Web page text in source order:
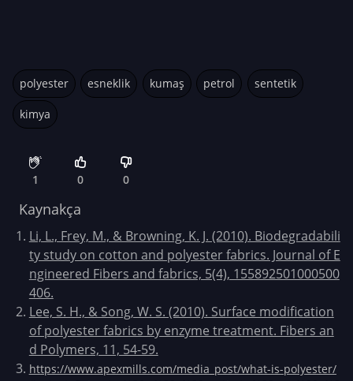
polyester esneklik kumaş petrol sentetik
kimya
1 0 0
Kaynakça
Li, L., Frey, M., & Browning, K. J. (2010). Biodegradabili
ty study on cotton and polyester fabrics. Journal of E
ngineered Fibers and fabrics, 5(4), 155892501000500
406.
Lee, S. H., & Song, W. S. (2010). Surface modification
of polyester fabrics by enzyme treatment. Fibers an
d Polymers, 11, 54-59.
https://www.apexmills.com/media_post/what-is-polyester/